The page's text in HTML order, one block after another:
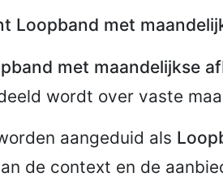
Loopband met
met maandelijkse
wordt over vaste
aangeduid als
de context en de